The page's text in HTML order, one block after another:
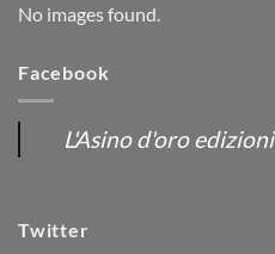
No images found.
Facebook
L'Asino d'oro edizioni
Twitter